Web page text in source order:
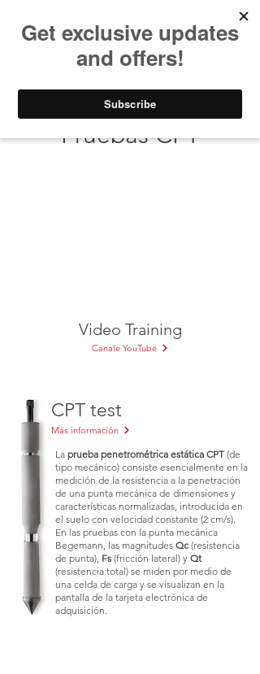
Pruebas CPT
Video Training
Canale YouTube
CPT test
Más información
La prueba penetrométrica estática CPT(de
tipo mecánico) consiste esencialmente en la
medición de la resistencia a la penetración
de una punta mecánica de dimensiones y
características normalizadas, introducida en
el suelo con velocidad constante (2 cm/s).
En las pruebas con la punta mecánica
Begemann, las magnitudes Qc (resistencia
de punta), Fs (fricción lateral) y Qt
(resistencia total) se miden por medio de
una celda de carga y se visualizan en la
pantalla de la tarjeta electrónica de
adquisición.